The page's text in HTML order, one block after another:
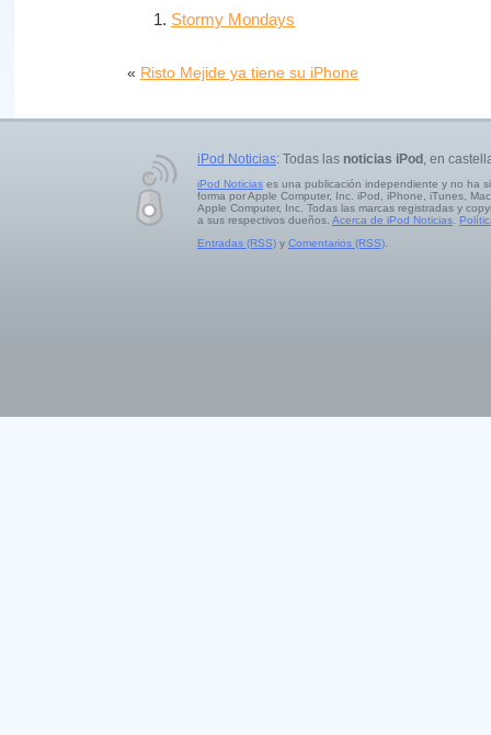
Stormy Mondays
« Risto Mejide ya tiene su iPhone
iPod Noticias: Todas las noticias iPod , en
iPod Noticias es una publicación independiente y no ha
forma por Apple Computer, Inc. iPod, iPhone, iTunes,
Apple Computer, Inc. Todas las marcas registradas y
a sus respectivos dueños. Acerca de iPod Noticias
Entradas (RSS) y Comentarios (RSS)